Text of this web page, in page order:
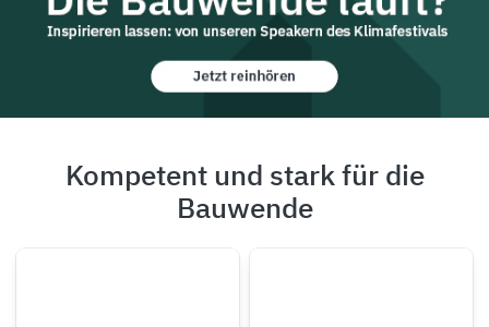
Kompetent und stark für die
Bauwende